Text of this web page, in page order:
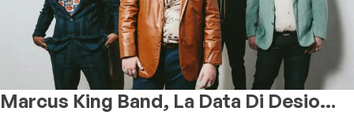
Marcus King Band, La Data Di Desio